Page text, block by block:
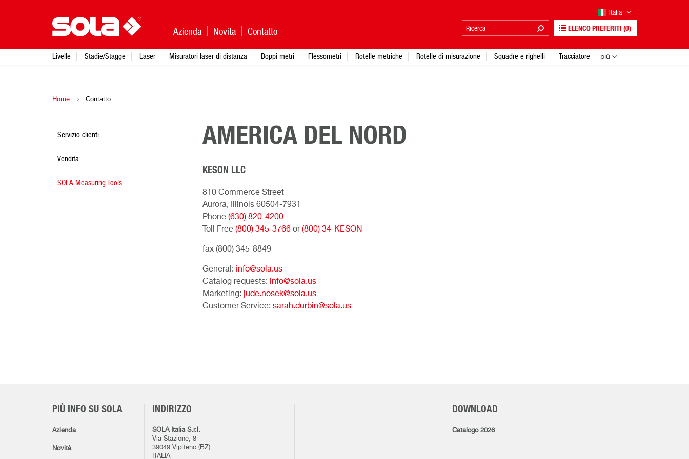
Home Contatto
Servizio clienti
Vendita
SOLA Measuring Tools
AMERICA DEL NORD
KESON LLC
810 Commerce Street
Aurora, Illinois 60504-7931
Phone (630) 820-4200
Toll Free (800) 345-3766or(800) 34-KESON
fax (800) 345-8849
General: info@sola.us
Catalog requests: info@sola.us
Marketing: jude.nosek@sola.us
Customer Service: sarah.durbin@sola.us
PIÙ INFO SU SOLA
Azienda
Novità
INDIRIZZO
SOLA Italia S.r.l.
Via Stazione, 8
39049 Vipiteno (BZ)
ITALIA
DOWNLOAD
Catalogo 2026
Azienda Novita Contatto
Italia
ELENCO PREFERITI (0)
Livelle Stadie/Stagge Laser Misuratori laser di distanza Doppi metri Flessometri Rotelle metriche Rotelle di misurazione Squadre e righelli Tracciatore più